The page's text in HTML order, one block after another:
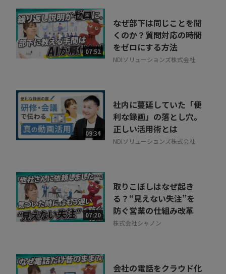
07:52
なぜ部下は同じことを聞
くのか？質問対応の時間
をゼロにする方法
NDIソリューションズ株式会社
09:34
社内に蔓延していた「便
利な録画」の落とし穴。
正しい活用術とは
NDIソリューションズ株式会社
07:20
取りこぼしはなぜ起き
る？“見えない失注”を
防ぐ営業の仕組み改革
株式会社シャノン
会社の電話をクラウド化